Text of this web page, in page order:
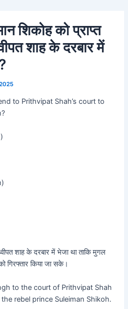
शिकोह को प्राप्त
शाह के दरबार में
to Prithvipat Shah’s court to
शाह के दरबार में भेजा था ताकि मुगल
गिरफ्तार किया जा सके।
to the court of Prithvipat Shah
rebel prince Suleiman Shikoh.